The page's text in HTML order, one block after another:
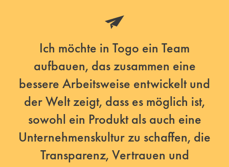
Ich möchte in Togo ein Team
aufbauen, das zusammen eine
bessere Arbeitsweise entwickelt und
der Welt zeigt, dass es möglich ist,
sowohl ein Produkt als auch eine
Unternehmenskultur zu schaffen, die
Transparenz, Vertrauen und